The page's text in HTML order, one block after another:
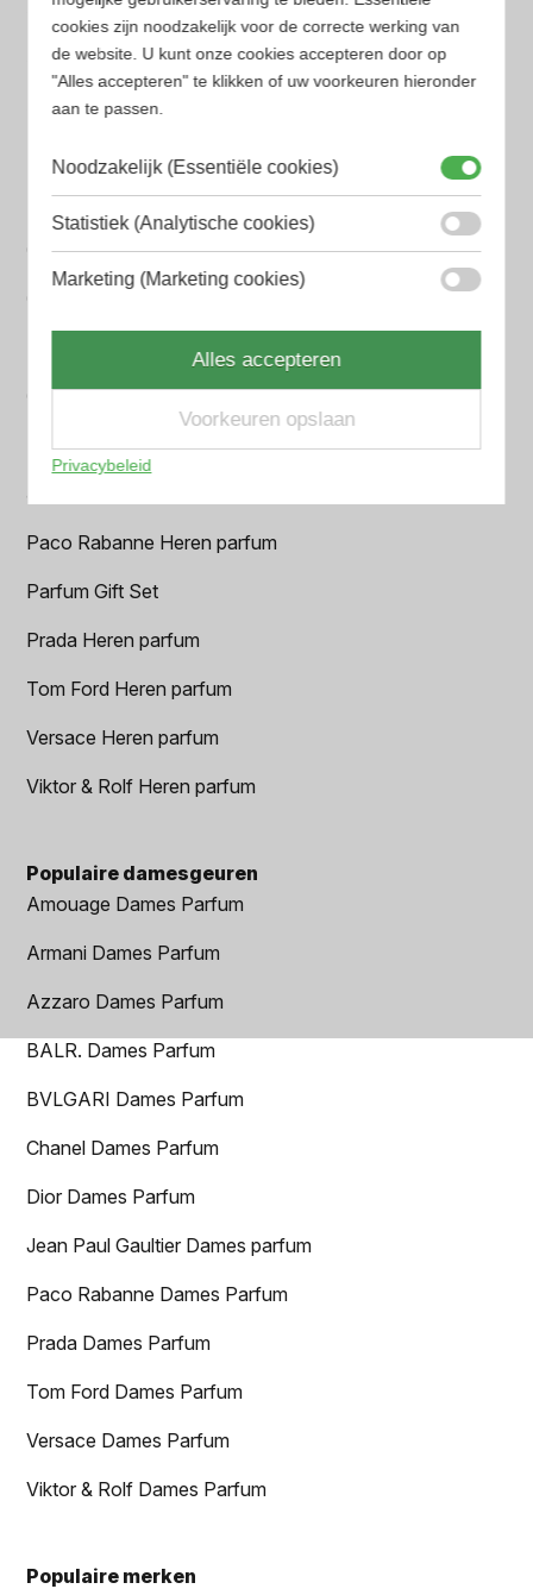
Aramis Heren parfum
Armani Heren parfum
Azzaro Heren parfum
BVLGARI Heren parfum
Chanel Heren parfum
Geurpakket
Hugo Boss Heren parfum
Paco Rabanne Heren parfum
Parfum Gift Set
Prada Heren parfum
Tom Ford Heren parfum
Versace Heren parfum
Viktor & Rolf Heren parfum
Populaire damesgeuren
Amouage Dames Parfum
Armani Dames Parfum
Azzaro Dames Parfum
BALR. Dames Parfum
BVLGARI Dames Parfum
Chanel Dames Parfum
Dior Dames Parfum
Jean Paul Gaultier Dames parfum
Paco Rabanne Dames Parfum
Prada Dames Parfum
Tom Ford Dames Parfum
Versace Dames Parfum
Viktor & Rolf Dames Parfum
Populaire merken
cookies zijn noodzakelijk voor de correcte werking van
de website. U kunt onze cookies accepteren door op
"Alles accepteren" te klikken of uw voorkeuren hieronder
aan te passen.
Noodzakelijk (Essentiële cookies)
Statistiek (Analytische cookies)
Marketing (Marketing cookies)
Alles accepteren
Voorkeuren opslaan
Privacybeleid